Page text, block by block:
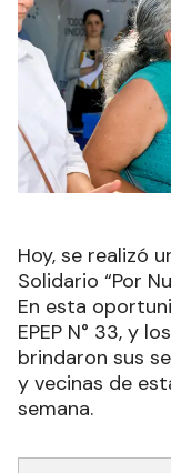
Hoy, se realizó
Solidario “Por
En esta
EPEP N° 33, y
brindaron sus
y vecinas de
semana.